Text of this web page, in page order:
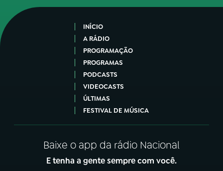
INÍCIO
A RÁDIO
PROGRAMAÇÃO
PROGRAMAS
PODCASTS
VIDEOCASTS
ÚLTIMAS
FESTIVAL DE MÚSICA
Baixe o app da rádio Nacional
E tenha a gente sempre com você.